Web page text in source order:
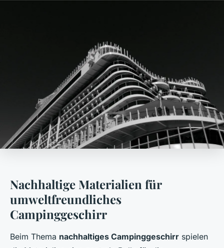
Nachhaltige Materialien für
umweltfreundliches
Campinggeschirr
Beim Thema nachhaltiges Campinggeschirr spielen